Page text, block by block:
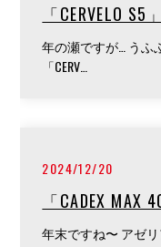
「CERVELO S5
年の瀬ですが… うふ
「CERV…
2024/12/20
「CADEX MAX
年末ですね〜 アゼ